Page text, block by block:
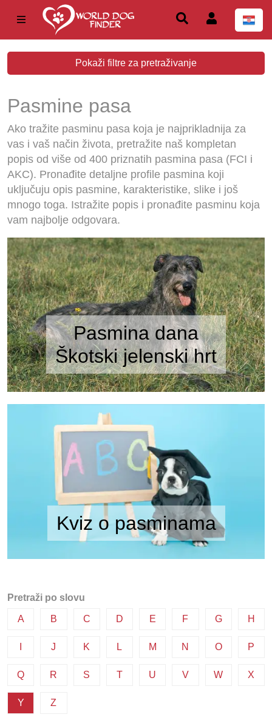
Pokaži filtre za pretraživanje
Pasmine pasa
Ako tražite pasminu pasa koja je najprikladnija za
vas i vaš način života, pretražite naš kompletan
popis od više od 400 priznatih pasmina pasa (FCI i
AKC). Pronađite detaljne profile pasmina koji
uključuju opis pasmine, karakteristike, slike i još
mnogo toga. Istražite popis i pronađite pasminu koja
vam najbolje odgovara.
Pasmina dana
Škotski jelenski hrt
Kviz o pasminama
Pretraži po slovu
A B C D E F G H
J K L M N O P
Q R S T U V W X
Y Z